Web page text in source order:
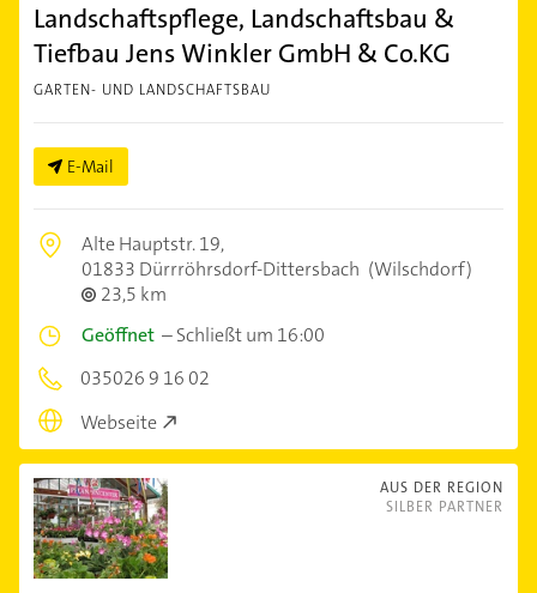
Landschaftspflege, Landschaftsbau &
Tiefbau Jens Winkler GmbH & Co.KG
GARTEN- UND LANDSCHAFTSBAU
E-Mail
Alte Hauptstr. 19,
01833 Dürrröhrsdorf-Dittersbach (Wilschdorf)
23,5 km
Geöffnet –Schließt um 16:00
035026 9 16 02
Webseite
AUS DER REGION
SILBER PARTNER